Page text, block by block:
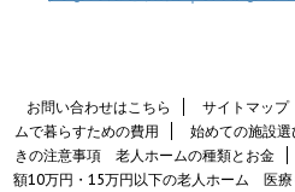
お問い合わせはこちら サイトマップ
ムで暮らすための費用
始めての施設選
きの注意事項 老人ホームの種類とお金
額10万円・15万円以下の老人ホーム 医療